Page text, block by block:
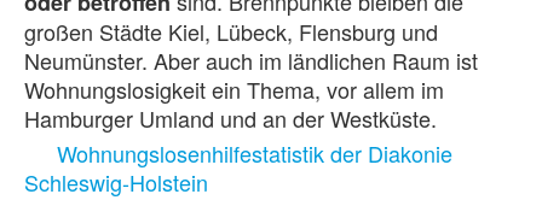
großen Städte Kiel, Lübeck, Flensburg und
Neumünster. Aber auch im ländlichen Raum ist
Wohnungslosigkeit ein Thema, vor allem im
Hamburger Umland und an der Westküste.
Wohnungslosenhilfestatistik der Diakonie
Schleswig-Holstein